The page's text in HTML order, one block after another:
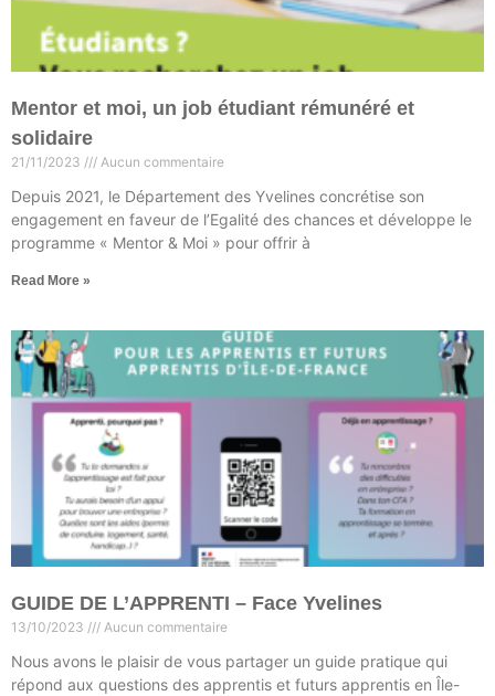
Mentor et moi, un job étudiant rémunéré et
solidaire
21/11/2023 Aucun commentaire
Depuis 2021, le Département des Yvelines concrétise son
engagement en faveur de l’Egalité des chances et développe le
programme « Mentor & Moi » pour offrir à
Read More »
GUIDE DE L’APPRENTI – Face Yvelines
13/10/2023 Aucun commentaire
Nous avons le plaisir de vous partager un guide pratique qui
répond aux questions des apprentis et futurs apprentis en Île-